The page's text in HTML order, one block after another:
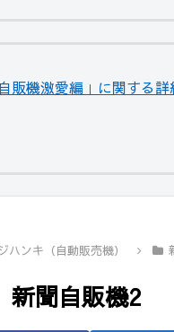
機激愛編」に関する詳
ハンキ（自動販売機）
聞自販機2